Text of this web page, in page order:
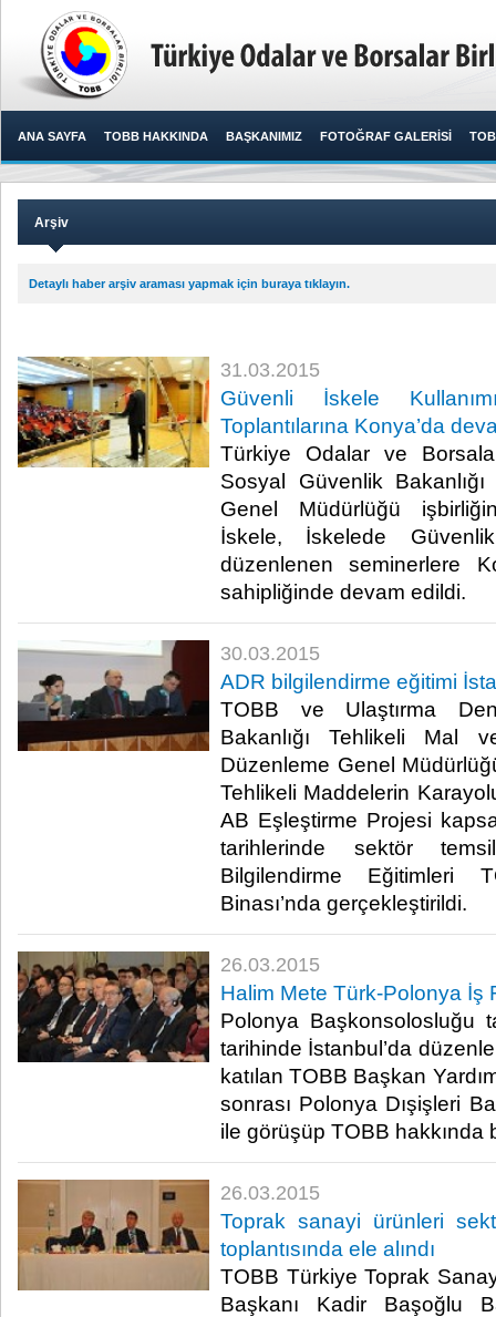
ANA SAYFA TOBB HAKKINDA BAŞKANIMIZ FOTOĞRAF GALERİSİ
Arşiv
Detaylı haber arşiv araması yapmak için buraya tıklayın.
31.03.2015
Güvenli İskele
Toplantılarına Konya’da
Türkiye Odalar ve
Sosyal Güvenlik
Genel Müdürlüğü
İskele, İskelede
düzenlenen seminerlere
sahipliğinde devam edildi. ​
30.03.2015
ADR bilgilendirme eğitimi
TOBB ve Ulaştırma
Bakanlığı Tehlikeli Mal
Düzenleme Genel
Tehlikeli Maddelerin
AB Eşleştirme Projesi
tarihlerinde sektör
Bilgilendirme Eğitimleri
Binası’nda gerçekleştirildi.​
26.03.2015
Halim Mete Türk-Polonya İş
Polonya Başkonsolosluğu
tarihinde İstanbul’da
katılan TOBB Başkan
sonrası Polonya Dışişleri
ile görüşüp TOBB hakkında
26.03.2015
Toprak sanayi ürünleri
toplantısında ele alındı
TOBB Türkiye Toprak
Başkanı Kadir Başoğlu